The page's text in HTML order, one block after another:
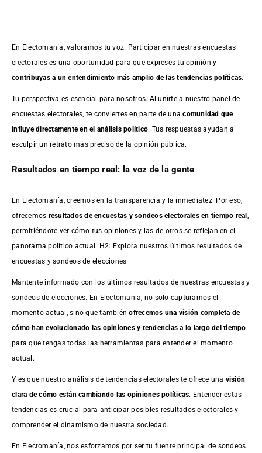
En Electomanía, valoramos tu voz. Participar en nuestras encuestas
electorales es una oportunidad para que expreses tu opinión y
contribuyas a un entendimiento más amplio de las tendencias políticas.
Tu perspectiva es esencial para nosotros. Al unirte a nuestro panel de
encuestas electorales, te conviertes en parte de unacomunidad que
influye directamente en el análisis político. Tus respuestas ayudan a
esculpir un retrato más preciso de la opinión pública.
Resultados en tiempo real: la voz de la gente
En Electomanía, creemos en la transparencia y la inmediatez. Por eso,
ofrecemos resultados deencuestas y sondeos electorales en tiempo real
permitiéndote ver cómo tus opiniones y las de otros se reflejan en el
panorama político actual. H2: Explora nuestros últimos resultados de
encuestas y sondeos de elecciones
Mantente informado con los últimos resultados de nuestras encuestasy
sondeos de elecciones. En Electomania, no solo capturamos el
momento actual, sino que tambiénofrecemos una visión completa de
cómo han evolucionado las opiniones y tendencias a lo largo del tiempo
para que tengas todas las herramientas para entender el momento
actual.
Y es que nuestro análisis de tendencias electorales te ofrece una visión
clara de cómo están cambiando las opiniones políticas. Entender estas
tendencias es crucial para anticipar posibles resultados electorales y
comprender el dinamismo de nuestra sociedad.
En Electomanía, nos esforzamos por ser tu fuente principal de sondeos